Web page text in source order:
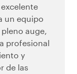
un equipo
auge,
profesional
y
de las